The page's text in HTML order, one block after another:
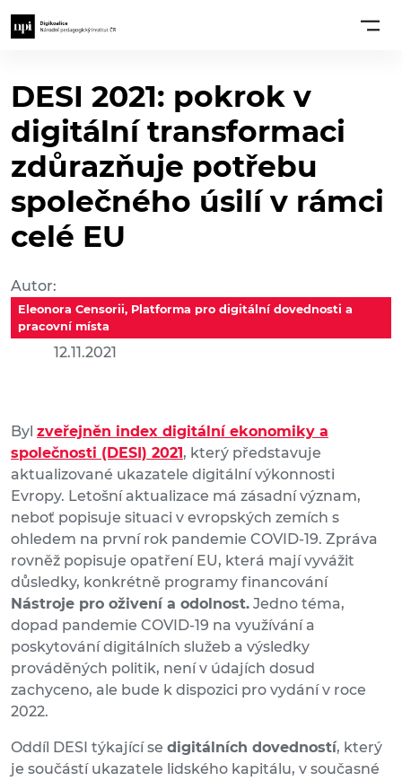
DESI 2021: pokrok v
digitální transformaci
zdůrazňuje potřebu
společného úsilí v rámci
celé EU
Autor:
Eleonora Censorii, Platforma pro digitální dovednosti a
pracovní místa
12.11.2021
Byl zveřejněn index digitální ekonomiky a
společnosti (DESI) 2021 , který představuje
aktualizované ukazatele digitální výkonnosti
Evropy. Letošní aktualizace má zásadní význam,
neboť popisuje situaci v evropských zemích s
ohledem na první rok pandemie COVID-19. Zpráva
rovněž popisuje opatření EU, která mají vyvážit
důsledky, konkrétně programy financování
Nástroje pro oživení a odolnost. Jedno téma,
dopad pandemie COVID-19 na využívání a
poskytování digitálních služeb a výsledky
prováděných politik, není v údajích dosud
zachyceno, ale bude k dispozici pro vydání v roce
2022.
Oddíl DESI týkající se digitálních dovedností, který
je součástí ukazatele lidského kapitálu, v současné